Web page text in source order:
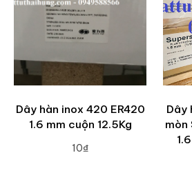
Dây hàn inox 420 ER420
1.6 mm cuộn 12.5Kg
10₫
Dây
mòn